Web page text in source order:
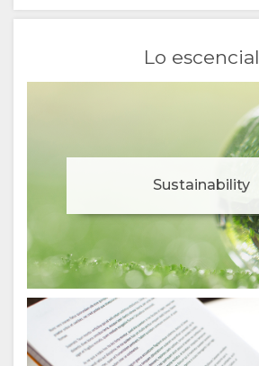
Lo escencial
Sustainability